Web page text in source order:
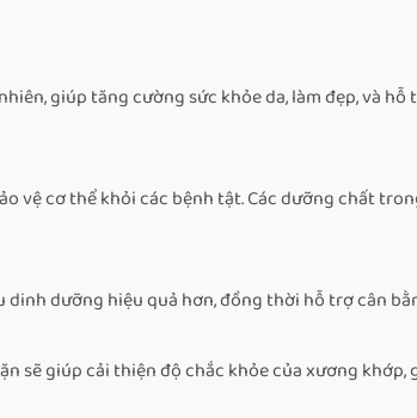
giúp tăng cường sức khỏe da, làm đẹp, và
vệ cơ thể khỏi các bệnh tật. Các dưỡng chất
dưỡng hiệu quả hơn, đồng thời hỗ trợ cân
sẽ giúp cải thiện độ chắc khỏe của xương